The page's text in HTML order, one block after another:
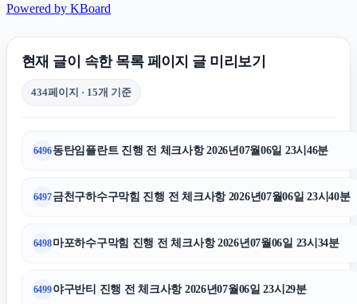
수원이혼전문변호사
용인음주운전변호사
동작하수구막힘
암요양병원
Powered by KBoard
현재 글이 속한 목록 페이지 글 미리보기
434페이지 · 15개 기준
6496동탄임플란트 진행 전 체크사항 2026년07월06일 23시46분
6497금천구하수구막힘 진행 전 체크사항 2026년07월06일 23시40분
6498마포하수구막힘 진행 전 체크사항 2026년07월06일 23시34분
6499야구반티 진행 전 체크사항 2026년07월06일 23시29분